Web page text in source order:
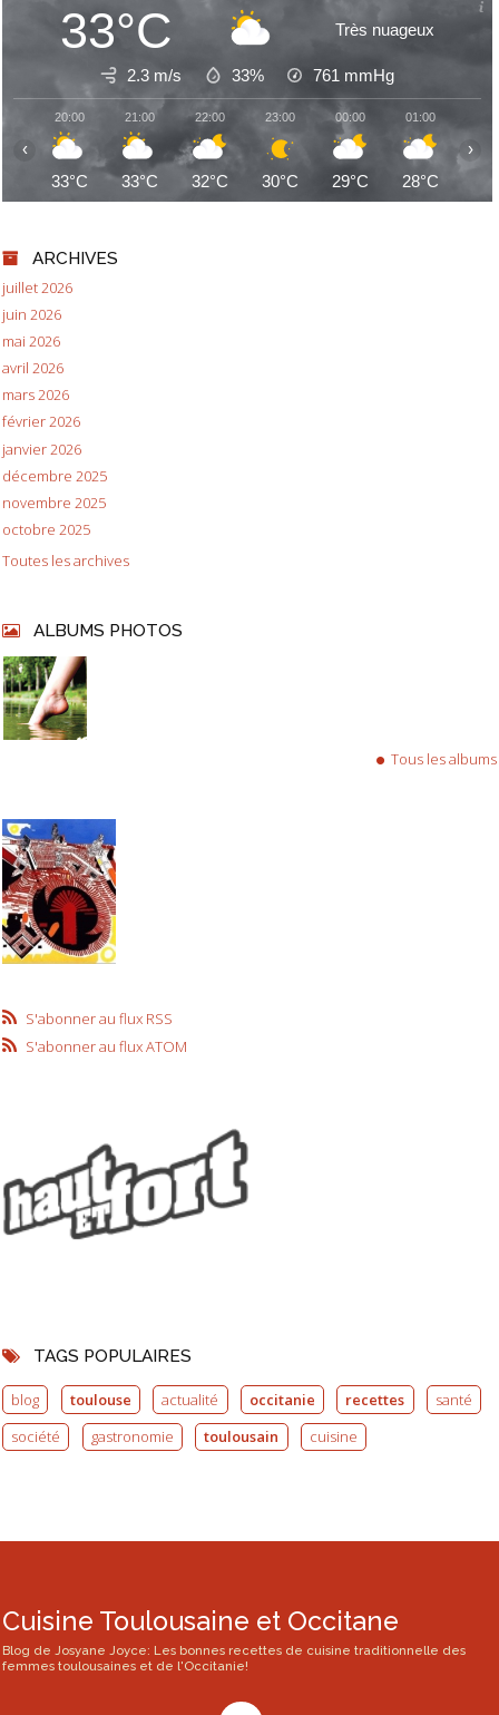
33°C Très nuageux
2.3 m/s 33% 761 mmHg
20:00
33°C
21:00
33°C
22:00
32°C
23:00
30°C
00:00
29°C
01:00
28°C
‹ ›
ARCHIVES
juillet 2026
juin 2026
mai 2026
avril 2026
mars 2026
février 2026
janvier 2026
décembre 2025
novembre 2025
octobre 2025
Toutes les archives
ALBUMS PHOTOS
Tous les albums
S'abonner au flux RSS
S'abonner au flux ATOM
TAGS POPULAIRES
blog toulouse actualité occitanie recettes
santé
société
gastronomie toulousain cuisine
Cuisine Toulousaine et Occitane
Blog de Josyane Joyce: Les bonnes recettes de cuisine traditionnelle des
femmes toulousaines et de l'Occitanie!